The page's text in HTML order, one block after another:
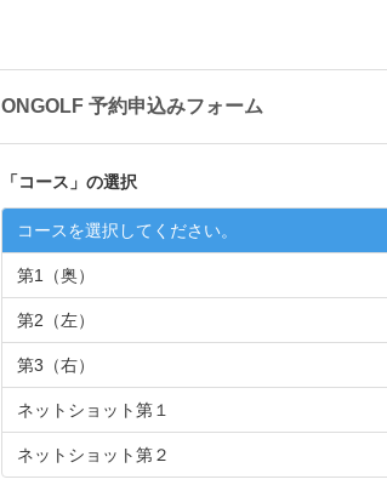
ONGOLF 予約申込みフォーム
「コース 」の選択
コースを選択してください。
第1（奥）
第2（左）
第3（右）
ネットショット第１
ネットショット第２